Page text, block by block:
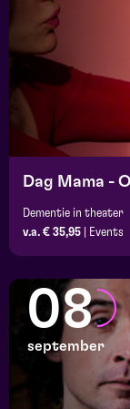
Dag Mama -
Dementie in theater
v.a. € 35,95
Events
08
september